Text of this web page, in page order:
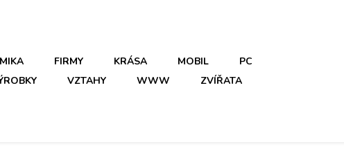
FIRMY KRÁSA MOBIL
PC
VZTAHY WWW ZVÍŘATA